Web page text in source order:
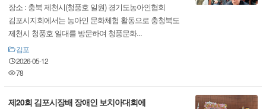
장소 : 충북 제천시(청풍호 일원) 경기도농아인협회
김포시지회에서는 농아인 문화체험 활동으로 충청북도
제천시 청풍호 일대를 방문하여 청풍문화...
김포
2026-05-12
78
제20회 김포시장배 장애인 보치아대회에